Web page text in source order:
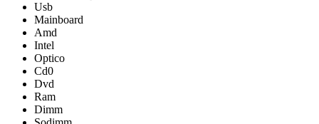
Usb
Mainboard
Amd
Intel
Optico
Cd0
Dvd
Ram
Dimm